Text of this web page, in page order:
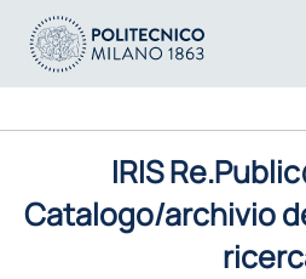
IRIS
Catalogo/archivio